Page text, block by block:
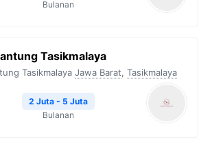
Bulanan
Tasikmalaya
Tasikmalaya Jawa Barat, Tasikmalaya
2 Juta - 5 Juta
Bulanan